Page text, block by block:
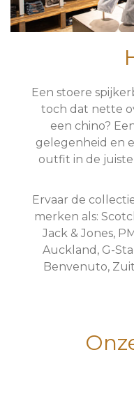
Een stoere
toch dat nette
een chino?
gelegenheid en
outfit in de
Ervaar de
merken als:
Jack & Jones,
Auckland, G-
Benvenuto,